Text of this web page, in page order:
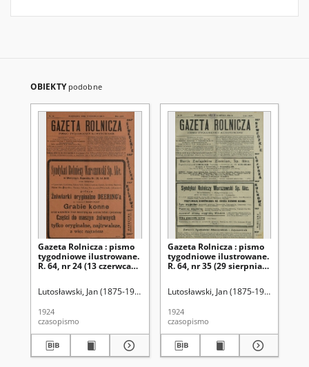
OBIEKTY podobne
Gazeta Rolnicza : pismo
tygodniowe ilustrowane.
R. 64, nr 24 (13 czerwca
Lutosławski, Jan (1875-1950). Red.
1924
czasopismo
Gazeta Rolnicza : pismo
tygodniowe ilustrowane.
R. 64, nr 35 (29 sierpnia
Lutosławski, Jan (1875-1950). Red.
1924
czasopismo